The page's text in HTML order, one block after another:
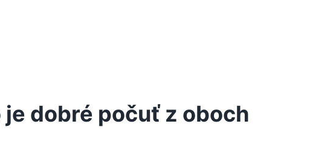
dobré počuť z oboch